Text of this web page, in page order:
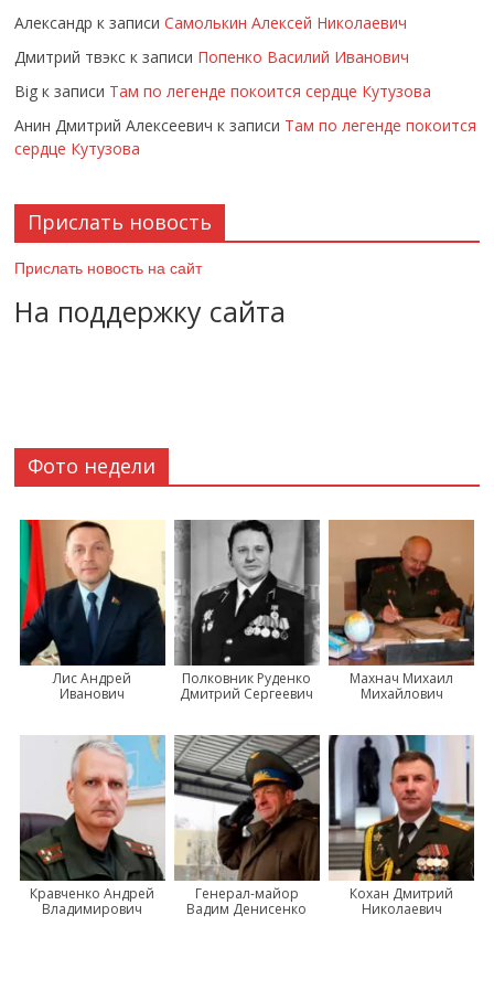
Александр к записиСамолькин Алексей Николаевич
Дмитрий твэкс к записи Попенко Василий Иванович
Big к записи Там по легенде покоится сердце Кутузова
Анин Дмитрий Алексеевич к записи Там по легенде покоится
сердце Кутузова
Прислать новость
Прислать новость на сайт
На поддержку сайта
Фото недели
Лис Андрей
Иванович
Полковник Руденко
Дмитрий Сергеевич
Махнач Михаил
Михайлович
Кравченко Андрей
Владимирович
Генерал-майор
Вадим Денисенко
Кохан Дмитрий
Николаевич